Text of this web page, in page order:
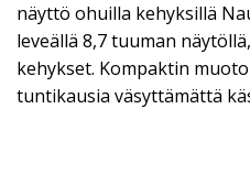
näyttö ohuilla kehyksillä
leveällä 8,7 tuuman
kehykset. Kompaktin
tuntikausia väsyttämättä